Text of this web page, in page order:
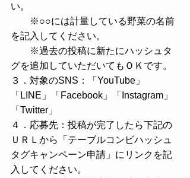
い。
※○○には計量している野菜の名前
を記入してください。
※過去の投稿に新たにハッシュタ
グを追加していただいてもＯＫです。
３．対象のSNS：「YouTube」
「LINE」「Facebook」「Instagram」
「Twitter」
４．応募先：投稿が完了したら下記の
ＵＲＬから「テーブルコンビハッシュ
タグキャンペーン申請」にリンクを記
入してください。